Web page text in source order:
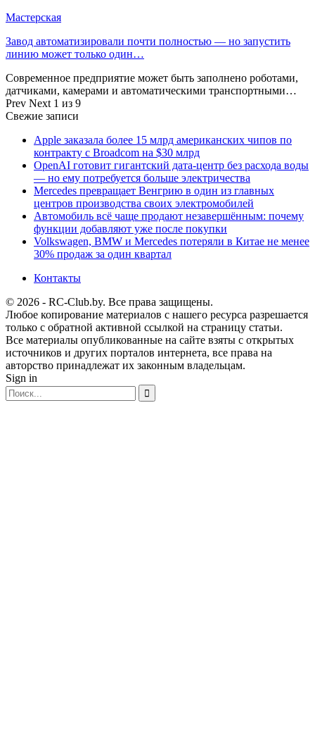
Мастерская
Завод автоматизировали почти полностью — но запустить
линию может только один…
Современное предприятие может быть заполнено роботами,
датчиками, камерами и автоматическими транспортными…
Prev Next 1 из 9
Свежие записи
Apple заказала более 15 млрд американских чипов по
контракту с Broadcom на $30 млрд
OpenAI готовит гигантский дата-центр без расхода воды
— но ему потребуется больше электричества
Mercedes превращает Венгрию в один из главных
центров производства своих электромобилей
Автомобиль всё чаще продают незавершённым: почему
функции добавляют уже после покупки
Volkswagen, BMW и Mercedes потеряли в Китае не менее
30% продаж за один квартал
Контакты
© 2026 - RC-Club.by. Все права защищены.
Любое копирование материалов с нашего ресурса разрешается
только с обратной активной ссылкой на страницу статьи.
Все материалы опубликованные на сайте взяты с открытых
источников и других порталов интернета, все права на
авторство принадлежат их законным владельцам.
Sign in